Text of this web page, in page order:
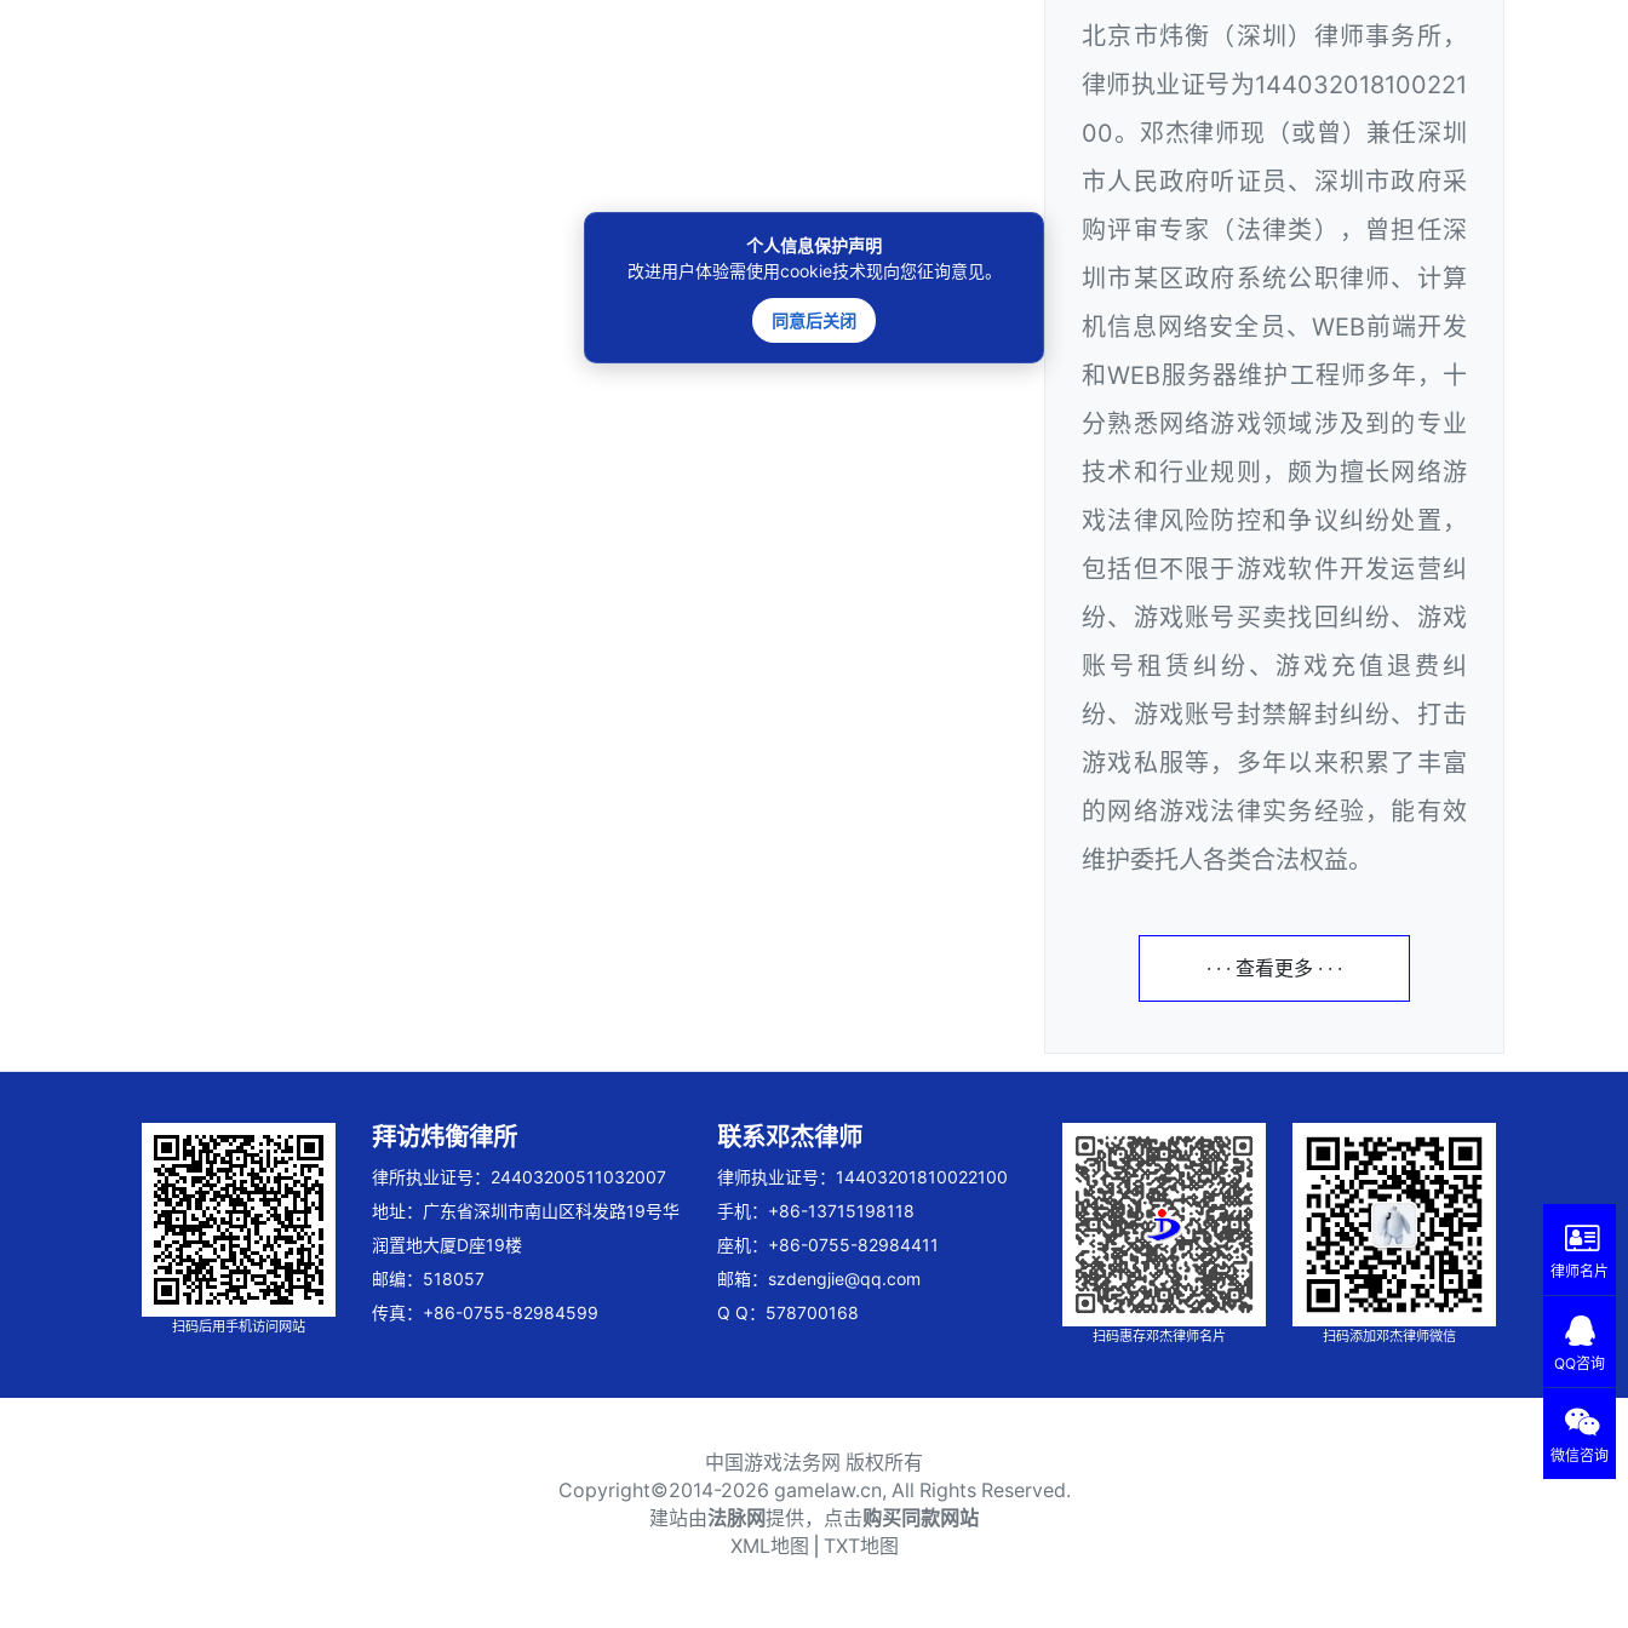
北京市炜衡（深圳）律师事务所，
律师执业证号为144032018100221
00。邓杰律师现（或曾）兼任深圳
市人民政府听证员、深圳市政府采
购评审专家（法律类），曾担任深
圳市某区政府系统公职律师、计算
机信息网络安全员、WEB前端开发
和WEB服务器维护工程师多年，十
分熟悉网络游戏领域涉及到的专业
技术和行业规则，颇为擅长网络游
戏法律风险防控和争议纠纷处置，
包括但不限于游戏软件开发运营纠
纷、游戏账号买卖找回纠纷、游戏
账号租赁纠纷、游戏充值退费纠
纷、游戏账号封禁解封纠纷、打击
游戏私服等，多年以来积累了丰富
的网络游戏法律实务经验，能有效
维护委托人各类合法权益。
· · · 查看更多 · · ·
扫码后用手机访问网站
拜访炜衡律所
律所执业证号：24403200511032007
地址：广东省深圳市南山区科发路19号华
润置地大厦D座19楼
邮编：518057
传真：+86-0755-82984599
联系邓杰律师
律师执业证号：14403201810022100
手机：+86-13715198118
座机：+86-0755-82984411
邮箱： szdengjie@qq.com
Q Q：578700168
扫码惠存邓杰律师名片 扫码添加邓杰律师微信
中国游戏法务网 版权所有
Copyright©2014-2026 gamelaw.cn, All Rights Reserved.
建站由法脉网提供，点击购买同款网站
个人信息保护声明
改进用户体验需使用cookie技术现向您征询意见。
同意后关闭
XML地图 TXT地图
律师名片
QQ咨询
微信咨询